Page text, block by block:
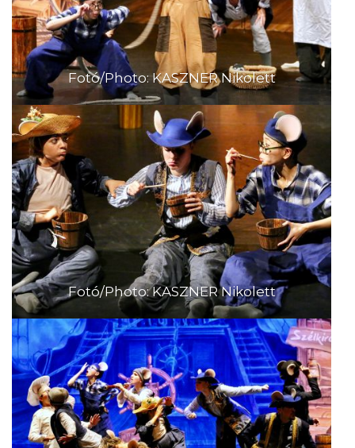
Fotó/Photo: KASZNER Nikolett
Fotó/Photo: KASZNER Nikolett